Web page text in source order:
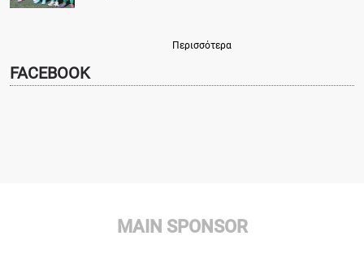
Περισσότερα
FACEBOOK
MAIN SPONSOR